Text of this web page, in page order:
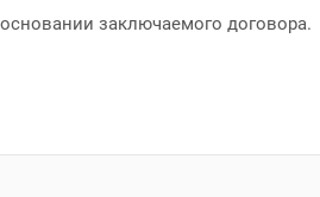
заключаемого договора.